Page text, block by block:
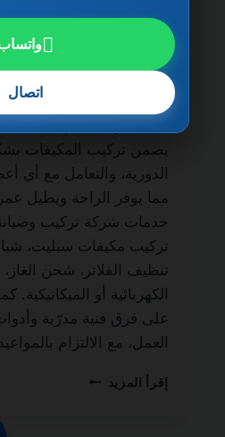
شركة تركيب وصيانة
شركة تركيب وصيانة
0501270935
الأساسية لكل منزل أو
فعال طوال العام.
يضمن تركيب المكيفات
الدورية، والتعامل مع أي
مما يوفر الراحة ويطيل
خدمات شركة تركيب
تركيب مكيفات سبليت،
تنظيف الفلاتر، شحن
الكهربائية أو الميكانيكية.
على فرق فنية مدرّبة
العمل، مع الالتزام
إقرأ المزيد شركة
اتصال